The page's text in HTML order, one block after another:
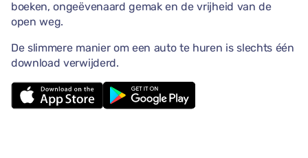
boeken, ongeëvenaard gemak en de vrijheid van de
open weg.
De slimmere manier om een auto te huren is slechts één
download verwijderd.